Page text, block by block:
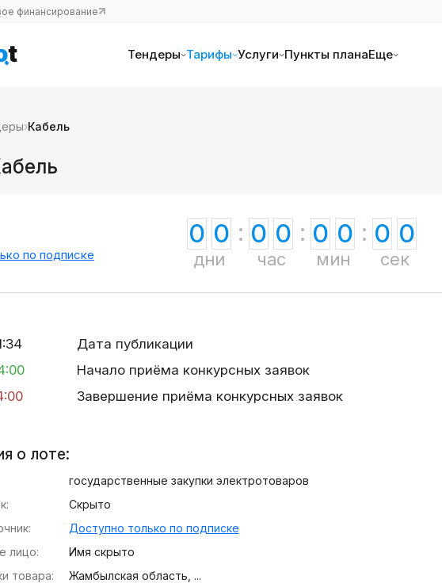
финансирование
Тендеры Тарифы Услуги Пункты планаЕще
›Кабель
по подписке
0 0
дни
0 0
час
0 0
мин
0 0
сек
Дата публикации
Начало приёма конкурсных заявок
Завершение приёма конкурсных заявок
о лоте:
государственные закупки электротоваров
Скрыто
Доступно только по подписке
лицо:
Имя скрыто
товара:
Жамбылская область, ...